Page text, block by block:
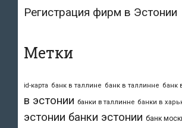
Регистрация фирм в Эстонии
Метки
id-карта банк в таллине банк в таллинне банк
в эстонии банки в таллинне банки в
эстонии банки эстонии банк